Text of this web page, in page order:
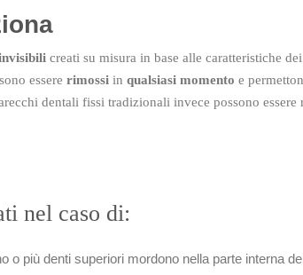
creati su misura in base alle caratteristiche
essere rimossi in qualsiasi momento e
dentali fissi tradizionali invece possono
nel caso di:
più denti superiori mordono nella parte interna